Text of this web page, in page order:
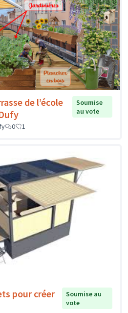
de l’école
Soumise
au vote
0 1
pour créer
Soumise au
vote